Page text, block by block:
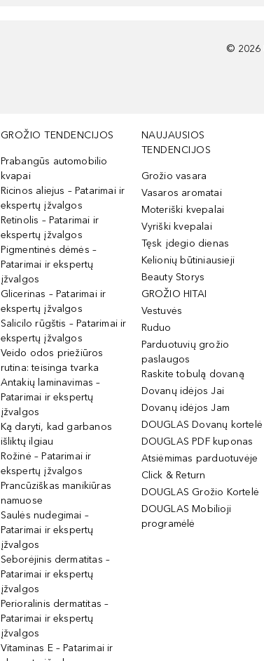
© 2026
GROŽIO TENDENCIJOS
Prabangūs automobilio
kvapai
Ricinos aliejus – Patarimai ir
ekspertų įžvalgos
Retinolis – Patarimai ir
ekspertų įžvalgos
Pigmentinės dėmės –
Patarimai ir ekspertų
įžvalgos
Glicerinas – Patarimai ir
ekspertų įžvalgos
Salicilo rūgštis – Patarimai ir
ekspertų įžvalgos
Veido odos priežiūros
rutina: teisinga tvarka
Antakių laminavimas –
Patarimai ir ekspertų
įžvalgos
Ką daryti, kad garbanos
išliktų ilgiau
Rožinė – Patarimai ir
ekspertų įžvalgos
Prancūziškas manikiūras
namuose
Saulės nudegimai –
Patarimai ir ekspertų
įžvalgos
Seborėjinis dermatitas –
Patarimai ir ekspertų
įžvalgos
Perioralinis dermatitas –
Patarimai ir ekspertų
įžvalgos
Vitaminas E – Patarimai ir
NAUJAUSIOS
TENDENCIJOS
Grožio vasara
Vasaros aromatai
Moteriški kvepalai
Vyriški kvepalai
Tęsk įdegio dienas
Kelionių būtiniausieji
Beauty Storys
GROŽIO HITAI
Vestuvės
Ruduo
Parduotuvių grožio
paslaugos
Raskite tobulą dovaną
Dovanų idėjos Jai
Dovanų idėjos Jam
DOUGLAS Dovanų kortelė
DOUGLAS PDF kuponas
Atsiėmimas parduotuvėje
Click & Return
DOUGLAS Grožio Kortelė
DOUGLAS Mobilioji
programėlė